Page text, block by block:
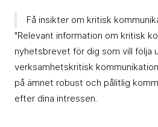
Få insikter om kritisk
"Relevant information om kritisk
nyhetsbrevet för dig som vill följa
verksamhetskritisk
på ämnet robust och pålitlig
efter dina intressen.